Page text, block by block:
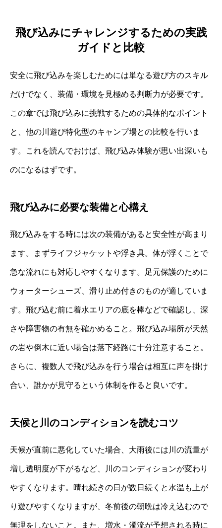
飛び込みにチャレンジするための実践
ガイドと比較
安全に飛び込みを楽しむためには単なる遊び方のスキル
だけでなく、装備・環境を見極める判断力が必要です。
この章では飛び込みに挑戦するための具体的なポイント
と、他の川遊び特化型のキャンプ場との比較を行いま
す。これを読んでおけば、飛び込み体験が思い出深いも
のになるはずです。
飛び込みに必要な装備と心構え
飛び込みをする時には次の装備があると安全性が高まり
ます。まずライフジャケットや浮き具。体が浮くことで
急な流れにも対応しやすくなります。足元保護のために
ウォーターシューズ、滑り止め付きのものが適していま
す。飛び込む前に着水エリアの底を棒などで確認し、深
さや障害物の有無を確かめること。飛び込み場所が天然
の岩や倒木に近い場合は落下経路に十分注意すること。
さらに、複数人で飛び込みを行う場合は相互に声を掛け
合い、誰かが見守るという体制を作ると良いです。
天候と川のコンディションを読むコツ
天候が直前に悪化していた場合、大雨後には川の流量が
増し透明度が下がるなど、川のコンディションが変わり
やすくなります。晴れ続きの日が数日続くと水温も上が
り遊びやすくなりますが、冬前後の朝晩は冷え込むので
無理をしないこと。また、増水・濁流が予想される時に